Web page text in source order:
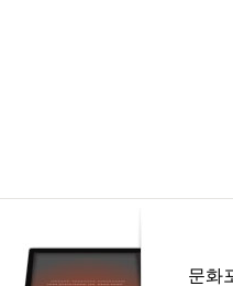
문화